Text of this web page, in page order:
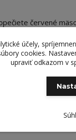
červené
použiť aj v rúre do
nádych, zatiaľ čo
účely,
cookies.
upraviť odkazom v